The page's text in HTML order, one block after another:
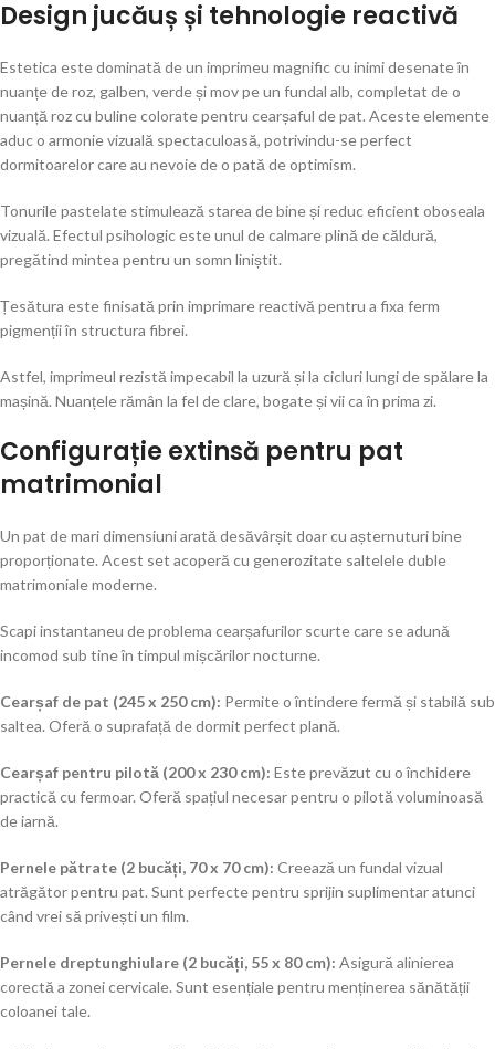
Design jucăuș și tehnologie reactivă
Estetica este dominată de un imprimeu magnific cu inimi desenate în
nuanțe de roz, galben, verde și mov pe un fundal alb, completat de o
nuanță roz cu buline colorate pentru cearșaful de pat. Aceste elemente
aduc o armonie vizuală spectaculoasă, potrivindu-se perfect
dormitoarelor care au nevoie de o pată de optimism.
Tonurile pastelate stimulează starea de bine și reduc eficient oboseala
vizuală. Efectul psihologic este unul de calmare plină de căldură,
pregătind mintea pentru un somn liniștit.
Țesătura este finisată prin imprimare reactivă pentru a fixa ferm
pigmenții în structura fibrei.
Astfel, imprimeul rezistă impecabil la uzură și la cicluri lungi de spălare la
mașină. Nuanțele rămân la fel de clare, bogate și vii ca în prima zi.
Configurație extinsă pentru pat
matrimonial
Un pat de mari dimensiuni arată desăvârșit doar cu așternuturi bine
proporționate. Acest set acoperă cu generozitate saltelele duble
matrimoniale moderne.
Scapi instantaneu de problema cearșafurilor scurte care se adună
incomod sub tine în timpul mișcărilor nocturne.
Cearșaf de pat (245 x 250 cm): Permite o întindere fermă și stabilă sub
saltea. Oferă o suprafață de dormit perfect plană.
Cearșaf pentru pilotă (200 x 230 cm): Este prevăzut cu o închidere
practică cu fermoar. Oferă spațiul necesar pentru o pilotă voluminoasă
de iarnă.
Pernele pătrate (2 bucăți, 70 x 70 cm): Creează un fundal vizual
atrăgător pentru pat. Sunt perfecte pentru sprijin suplimentar atunci
când vrei să privești un film.
Pernele dreptunghiulare (2 bucăți, 55 x 80 cm): Asigură alinierea
corectă a zonei cervicale. Sunt esențiale pentru menținerea sănătății
coloanei tale.